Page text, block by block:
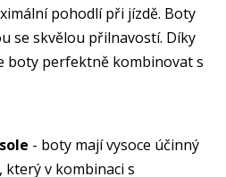
pohodlí při jízdě. Boty
se skvělou přilnavostí. Díky
boty perfektně kombinovat s
- boty mají vysoce účinný
v kombinaci s